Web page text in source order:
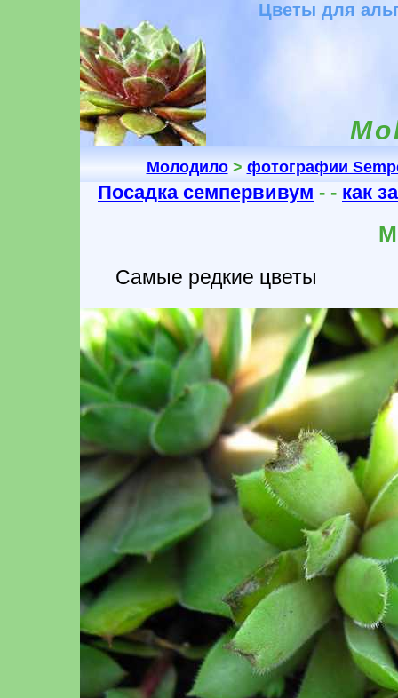
Цветы для
Молодило> фотографии
Посадка семпервивум - - как
Самые редкие цветы